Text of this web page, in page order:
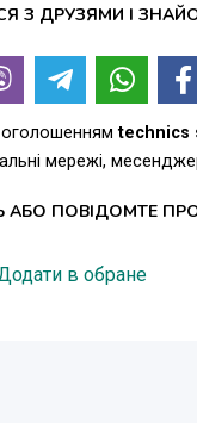
З ДРУЗЯМИ І
оголошеннямtechnics
мережі,
АБО ПОВІДОМТЕ
в обране